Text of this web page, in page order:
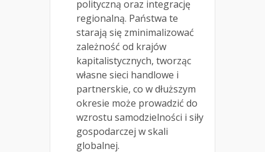
polityczną oraz integrację
regionalną. Państwa te
starają się zminimalizować
zależność od krajów
kapitalistycznych, tworząc
własne sieci handlowe i
partnerskie, co w dłuższym
okresie może prowadzić do
wzrostu samodzielności i siły
gospodarczej w skali
globalnej.